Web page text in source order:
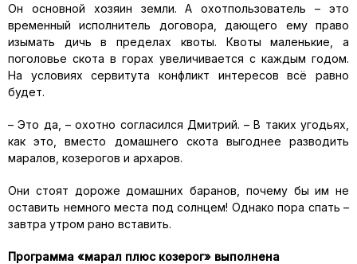
Он основной хозяин земли. А охотпользователь – это
временный исполнитель договора, дающего ему право
изымать дичь в пределах квоты. Квоты маленькие, а
поголовье скота в горах увеличивается с каждым годом.
На условиях сервитута конфликт интересов всё равно
будет.
– Это да, – охотно согласился Дмитрий. – В таких угодьях,
как это, вместо домашнего скота выгоднее разводить
маралов, козерогов и архаров.
Они стоят дороже домашних баранов, почему бы им не
оставить немного места под солнцем! Однако пора спать –
завтра утром рано вставить.
Программа «марал плюс козерог» выполнена